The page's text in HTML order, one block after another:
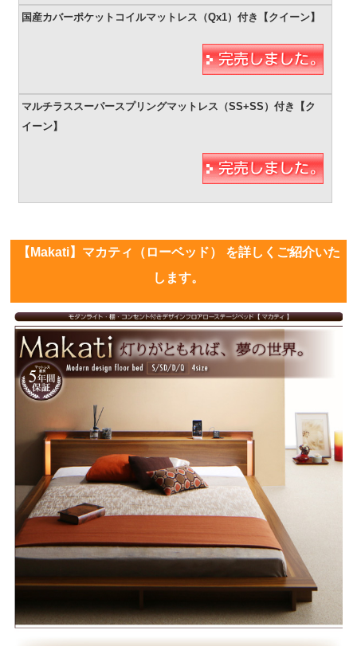
【Makati】マカティ（ローベッド） を詳しくご紹介いた
します。